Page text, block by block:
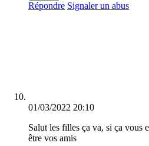
Répondre Signaler un abus
01/03/2022 20:10
Salut les filles ça va, si ça vous
être vos amis